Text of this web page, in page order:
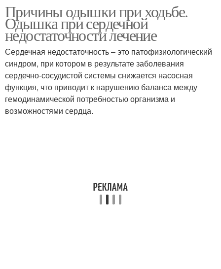
Одышка при неврозе
Причины одышки при ходьбе.
Одышка при сердечной
недостаточности лечение
Сердечная недостаточность – это патофизиологический
синдром, при котором в результате заболевания
сердечно-сосудистой системы снижается насосная
функция, что приводит к нарушению баланса между
гемодинамической потребностью организма и
возможностями сердца.